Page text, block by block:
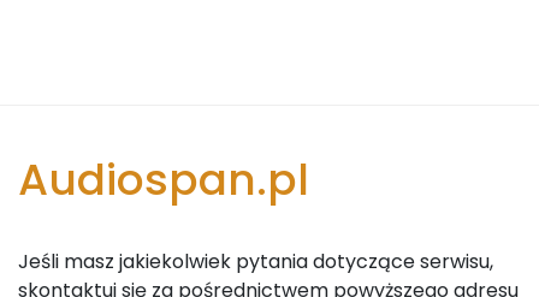
Audiospan.pl
Jeśli masz jakiekolwiek pytania dotyczące serwisu,
skontaktuj się za pośrednictwem powyższego adresu